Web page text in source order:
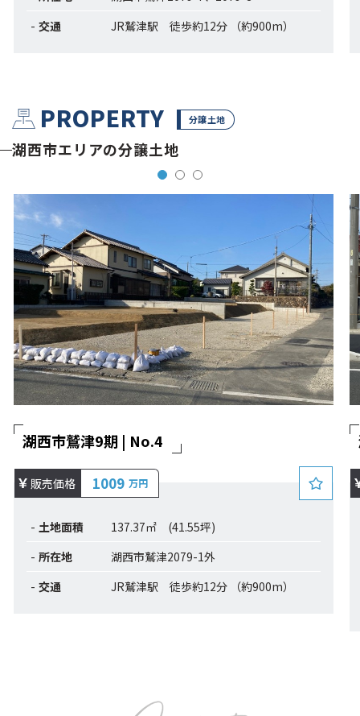
交通
JR鷲津駅 徒歩約12分 （約900m）
PROPERTY 分譲土地
湖西市エリアの分譲土地
湖西市鷲津9期 | No.4
販売価格 1009 万円
土地面積
137.37㎡ (41.55坪)
所在地
湖西市鷲津2079-1外
交通
JR鷲津駅 徒歩約12分 （約900m）